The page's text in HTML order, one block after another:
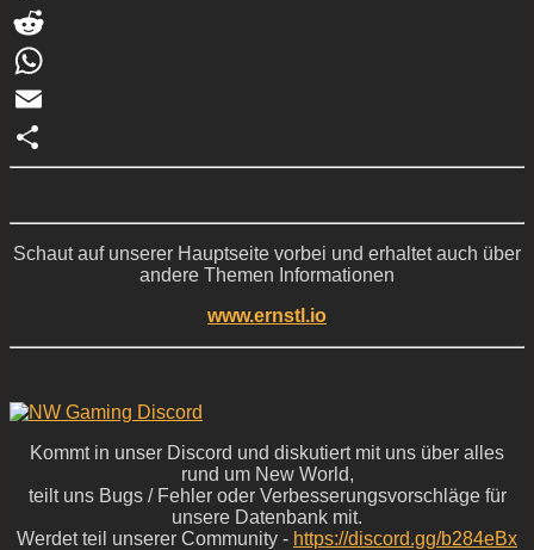
Threads
Reddit
WhatsApp
Email
Teilen
Schaut auf unserer Hauptseite vorbei und erhaltet auch über
andere Themen Informationen
www.ernstl.io
Kommt in unser Discord und diskutiert mit uns über alles
rund um New World,
teilt uns Bugs / Fehler oder Verbesserungsvorschläge für
unsere Datenbank mit.
Werdet teil unserer Community - https://discord.gg/b284eBx